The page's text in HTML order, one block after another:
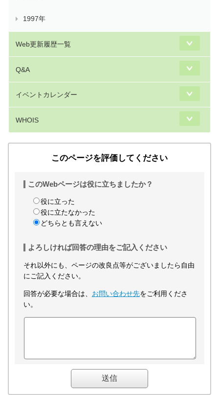
1997年
Web更新履歴一覧
Q&A
イベントカレンダー
WHOIS
このページを評価してください
このWebページは役に立ちましたか？
役に立った
役に立たなかった
どちらとも言えない
よろしければ回答の理由をご記入ください
それ以外にも、ページの改良点等がございましたら自由
にご記入ください。
回答が必要な場合は、 お問い合わせ先をご利用くださ
い。